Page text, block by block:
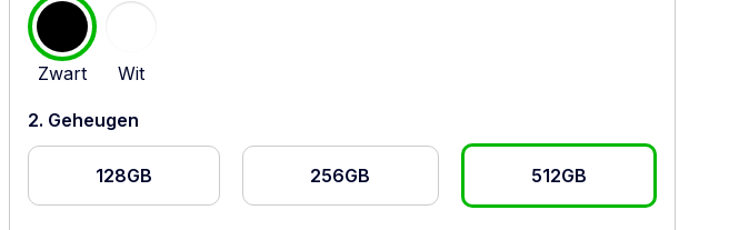
Zwart Wit
2. Geheugen
128GB 256GB 512GB